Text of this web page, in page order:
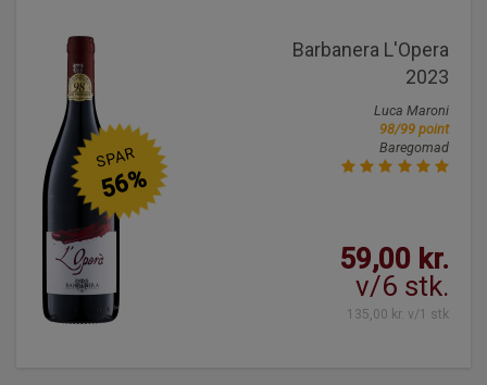
Barbanera L'Opera
2023
Luca Maroni
98/99 point
Baregomad
59,00 kr.
v/6 stk.
135,00 kr. v/1 stk
SPAR
56%